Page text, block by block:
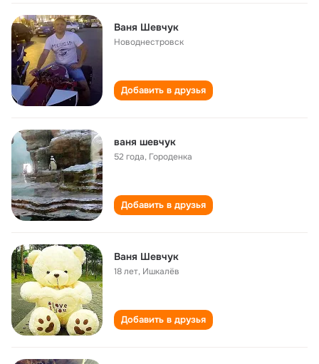
Ваня Шевчук
Новоднестровск
Добавить в друзья
ваня шевчук
52 года, Городенка
Добавить в друзья
Ваня Шевчук
18 лет, Ишкалёв
Добавить в друзья